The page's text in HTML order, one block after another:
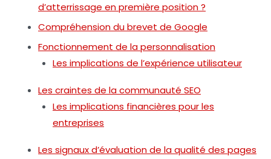
d’atterrissage en première position ?
Compréhension du brevet de Google
Fonctionnement de la personnalisation
Les implications de l’expérience utilisateur
Les craintes de la communauté SEO
Les implications financières pour les
entreprises
Les signaux d’évaluation de la qualité des pages